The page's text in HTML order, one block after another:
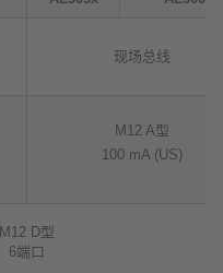
现场总线
M12 A型
100 mA (US)
M12 D型
6端口